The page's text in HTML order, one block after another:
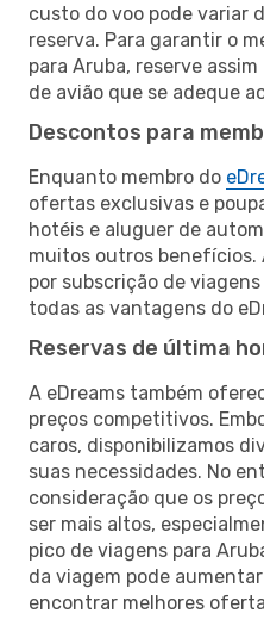
custo do voo pode variar
reserva. Para garantir o
para Aruba, reserve
de avião que se adeque
Descontos para
Enquanto membro do
ofertas exclusivas e
hotéis e aluguer de
muitos outros benefícios.
por subscrição de
todas as vantagens do
Reservas de última
A eDreams também
preços competitivos.
caros, disponibilizamos
suas necessidades. No
consideração que os
ser mais altos,
pico de viagens para
da viagem pode
encontrar melhores